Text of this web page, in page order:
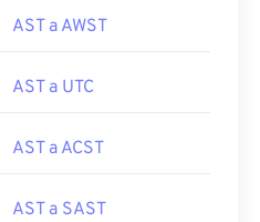
AST a AWST
AST a UTC
AST a ACST
AST a SAST